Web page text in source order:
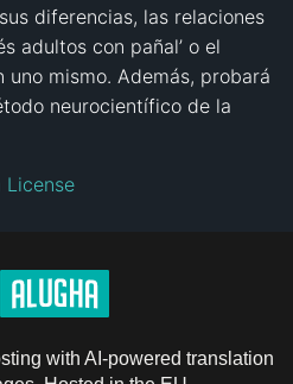
diferencias, las relaciones
adultos con pañal’ o el
mismo. Además, probará
neurocientífico de la
License
with AI-powered translation